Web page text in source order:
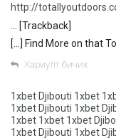
http://
… [Trackback]
[…] Find More on that
Хариулт бичих
1xbet Djibouti 1xbet
1xbet Djibouti 1xbet
1xbet 1xbet 1xbet
1xbet Djibouti 1xbet